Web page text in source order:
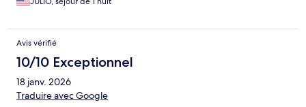
Avis vérifié
10/10 Exceptionnel
18 janv. 2026
Traduire avec Google